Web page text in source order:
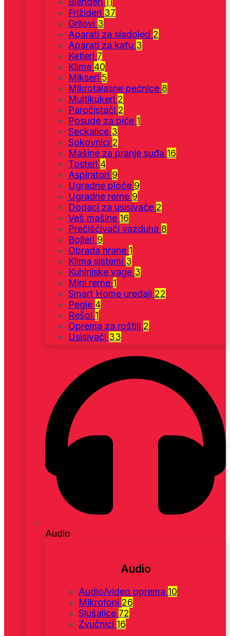
Frižideri 37
Grilovi 3
Aparati za sladoled 2
Aparati za kafu 3
Ketleri 7
Klime 40
Mikseri 5
Mikrotalasne pećnice 8
Multikukeri 2
Paročistači 2
Posude za piće 1
Seckalice 3
Sokovnici 2
Mašine za pranje suđa 16
Tosteri 4
Aspiratori 9
Ugradne ploče 9
Ugradne rerne 9
Dodaci za usisivače 2
Veš mašine 16
Prečišćivači vazduha 8
Bojleri 9
Obrada hrane 1
Klima sistemi 3
Kuhinjske vage 3
Mini rerne 1
Smart Home uređaji 22
Pegle 4
Rešoi 1
Oprema za roštilj 2
Usisivači 33
Audio
Audio
Audio/video oprema 10
Mikrofoni 26
Slušalice 72
Zvučnici 16